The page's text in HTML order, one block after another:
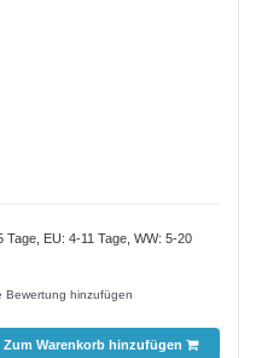
Tage, EU: 4-11 Tage, WW: 5-20
Bewertung hinzufügen
Zum Warenkorb hinzufügen